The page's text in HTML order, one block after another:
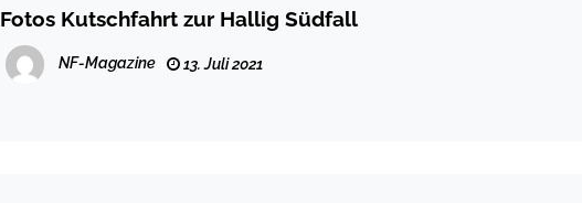
Fotos Kutschfahrt zur Hallig Südfall
NF-Magazine 13. Juli 2021